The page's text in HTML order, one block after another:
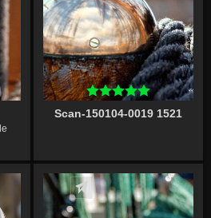
Scan-150104-0019 1521
Écrire un commentaire